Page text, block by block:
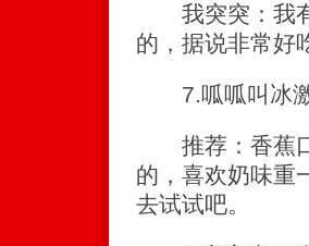
我突突：我有
的，据说非常好
7.呱呱叫冰
推荐：香蕉口
的，喜欢奶味重
去试试吧。